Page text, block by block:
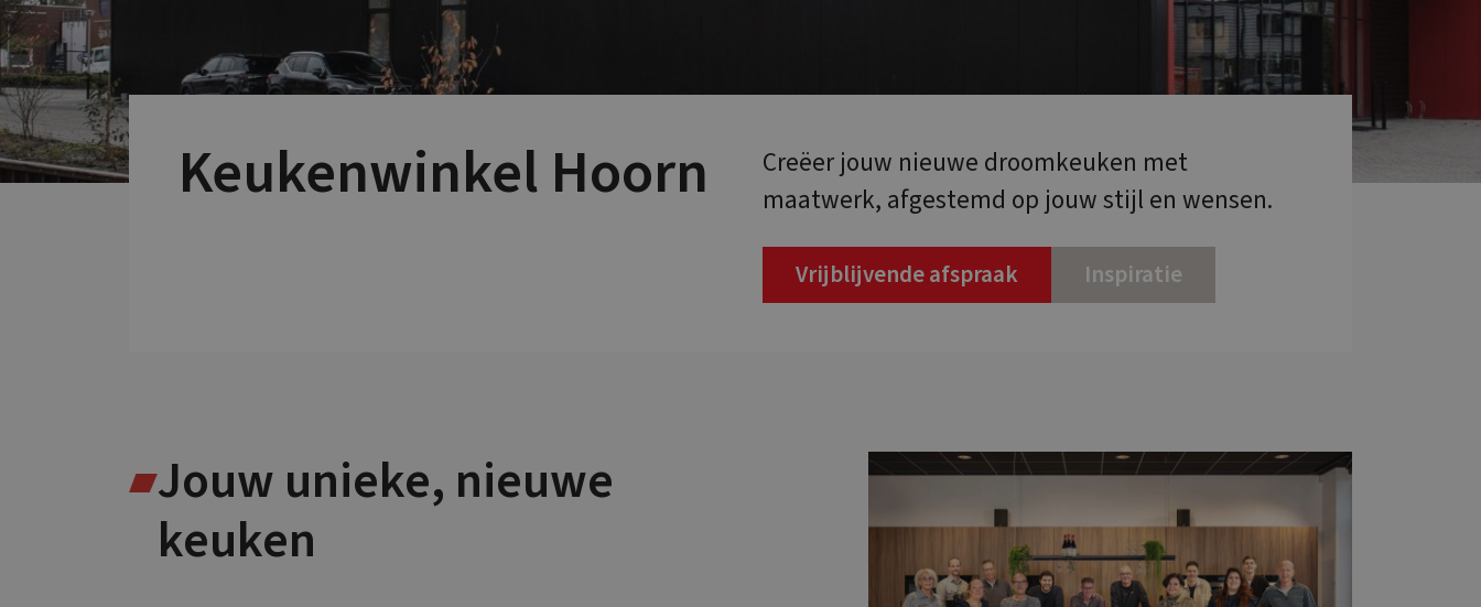
Keukenwinkel Hoorn
Creëer jouw nieuwe droomkeuken met
maatwerk, afgestemd op jouw stijl en wensen.
Vrijblijvende afspraak Inspiratie
Jouw unieke, nieuwe
keuken